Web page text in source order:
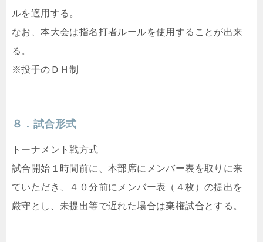
ルを適用する。
なお、本大会は指名打者ルールを使用することが出来
る。
※投手のＤＨ制
８．試合形式
トーナメント戦方式
試合開始１時間前に、本部席にメンバー表を取りに来
ていただき、４０分前にメンバー表（４枚）の提出を
厳守とし、未提出等で遅れた場合は棄権試合とする。